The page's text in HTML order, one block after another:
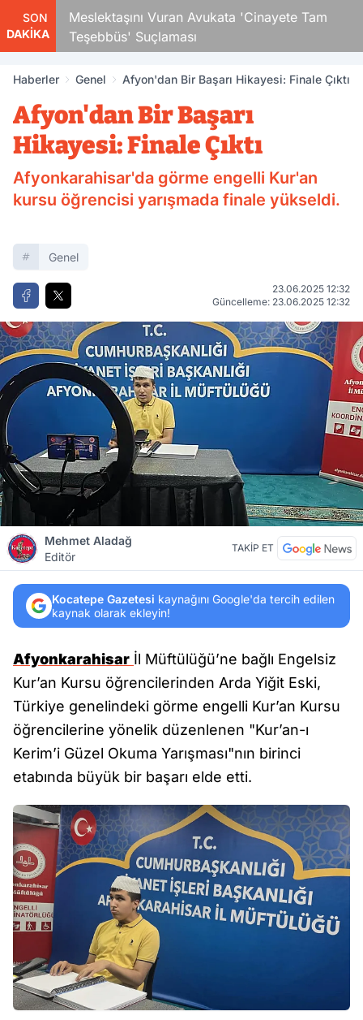
SON
DAKİKA
Meslektaşını Vuran Avukata 'Cinayete Tam
Teşebbüs' Suçlaması
Haberler Genel Afyon'dan Bir Başarı Hikayesi: Finale Çıktı
Afyon'dan Bir Başarı
Hikayesi: Finale Çıktı
Afyonkarahisar'da görme engelli Kur'an
kursu öğrencisi yarışmada finale yükseldi.
Genel
23.06.2025 12:32
Güncelleme: 23.06.2025 12:32
Mehmet Aladağ
Editör
TAKİP ET
Kocatepe Gazetesi kaynağını Google'da tercih edilen
kaynak olarak ekleyin!
Afyonkarahisar İl Müftülüğü’ne bağlı Engelsiz
Kur’an Kursu öğrencilerinden Arda Yiğit Eski,
Türkiye genelindeki görme engelli Kur’an Kursu
öğrencilerine yönelik düzenlenen "Kur’an-ı
Kerim’i Güzel Okuma Yarışması"nın birinci
etabında büyük bir başarı elde etti.